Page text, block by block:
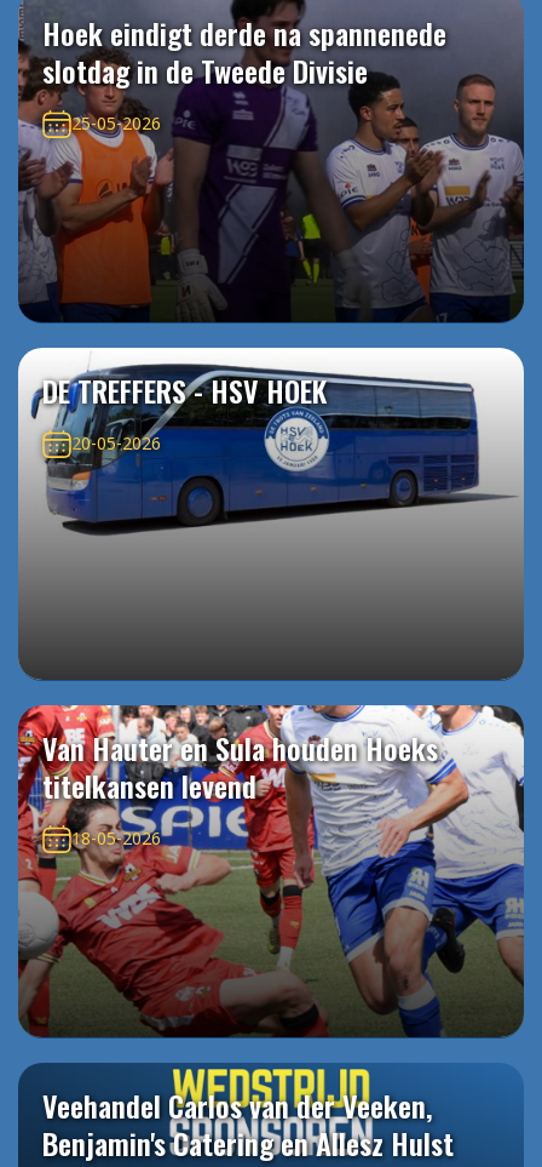
Hoek eindigt derde na spannenede
slotdag in de Tweede Divisie
25-05-2026
DE TREFFERS - HSV HOEK
20-05-2026
Van Hauter en Sula houden Hoeks
titelkansen levend
18-05-2026
Veehandel Carlos van der Veeken,
Benjamin's Catering en Allesz Hulst